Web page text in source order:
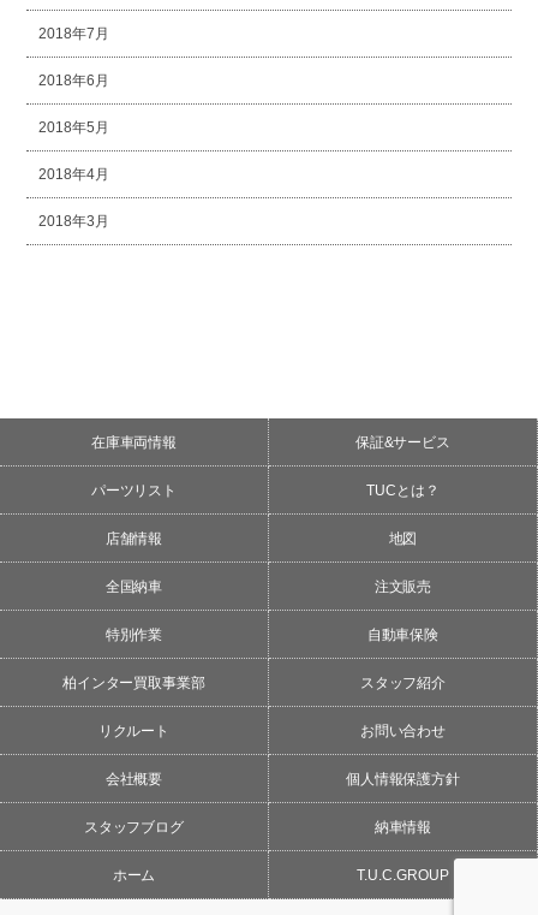
2018年7月
2018年6月
2018年5月
2018年4月
2018年3月
在庫車両情報 保証&サービス
パーツリスト TUCとは？
店舗情報 地図
全国納車 注文販売
特別作業 自動車保険
柏インター買取事業部 スタッフ紹介
リクルート お問い合わせ
会社概要 個人情報保護方針
スタッフブログ 納車情報
ホーム T.U.C.GROUP